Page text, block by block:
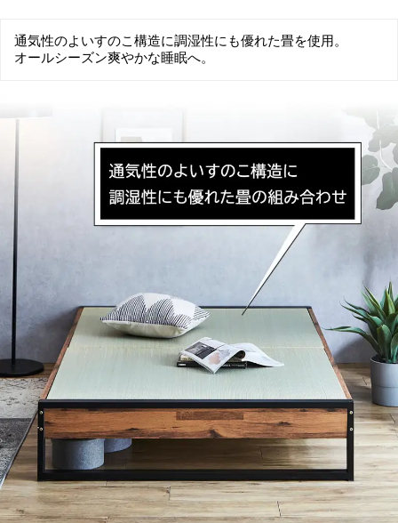
通気性のよいすのこ構造に調湿性にも優れた畳を使用。
オールシーズン爽やかな睡眠へ。